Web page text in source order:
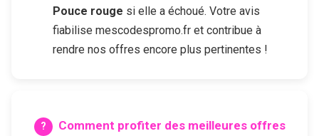
Pouce rouge si elle a échoué. Votre avis
fiabilise mescodespromo.fr et contribue à
rendre nos offres encore plus pertinentes !
Comment profiter des meilleures offres